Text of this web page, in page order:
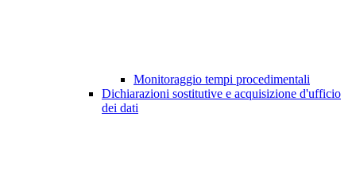
Monitoraggio tempi procedimentali
Dichiarazioni sostitutive e acquisizione d'ufficio
dei dati